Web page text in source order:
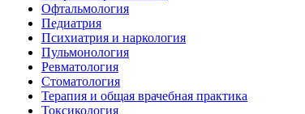
Офтальмология
Педиатрия
Психиатрия и наркология
Пульмонология
Ревматология
Стоматология
Терапия и общая врачебная практика
Токсикология